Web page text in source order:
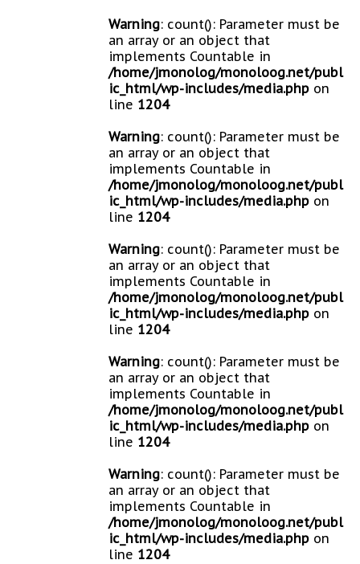
Warning: count(): Parameter must be
an array or an object that
implements Countable in
/home/jmonolog/monoloog.net/publ
ic_html/wp-includes/media.php on
line 1204
Warning: count(): Parameter must be
an array or an object that
implements Countable in
/home/jmonolog/monoloog.net/publ
ic_html/wp-includes/media.php on
line 1204
Warning: count(): Parameter must be
an array or an object that
implements Countable in
/home/jmonolog/monoloog.net/publ
ic_html/wp-includes/media.php on
line 1204
Warning: count(): Parameter must be
an array or an object that
implements Countable in
/home/jmonolog/monoloog.net/publ
ic_html/wp-includes/media.php on
line 1204
Warning: count(): Parameter must be
an array or an object that
implements Countable in
/home/jmonolog/monoloog.net/publ
ic_html/wp-includes/media.php on
line 1204